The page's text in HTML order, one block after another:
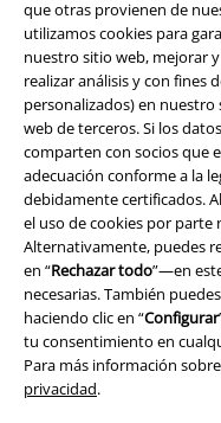
que otras provienen de
utilizamos cookies para
nuestro sitio web, mejorar
realizar análisis y con fines
personalizados) en nuestro
web de terceros. Si los
comparten con socios que
adecuación conforme a la
debidamente certificados.
el uso de cookies por parte
Alternativamente, puedes
en “Rechazar todo”—en
necesarias. También
haciendo clic en “Configurar
tu consentimiento en
Para más información
privacidad.
Declaración de Conformidad
Información sobre
Configuración Cookies
Cancelar pedido
Todos los precios incluyen
© 1986-2026 E.M.P.
Tiendas EMP online